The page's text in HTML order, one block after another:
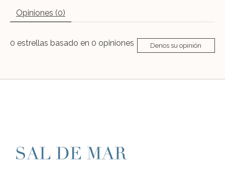
Opiniones (0)
0 estrellas basado en 0 opiniones Denos su opinión